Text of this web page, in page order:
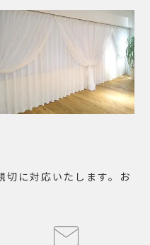
切に対応いたします。お